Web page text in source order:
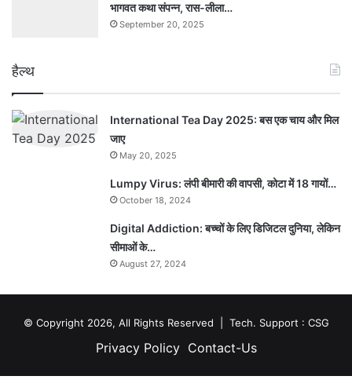
भागवत कथा संपन्न, रास-लीला…
September 20, 2025
हैल्थ
International Tea Day 2025: बस एक चाय और मिल
जाए
May 20, 2025
Lumpy Virus: लंपी बीमारी की वापसी, कोटा में 18 गायों…
October 18, 2024
Digital Addiction: बच्चों के लिए डिजिटल दुनिया, लेकिन
सीमाओं के…
August 27, 2024
© Copyright 2026, All Rights Reserved | Tech. Support : CSG
Privacy Policy Contact-Us